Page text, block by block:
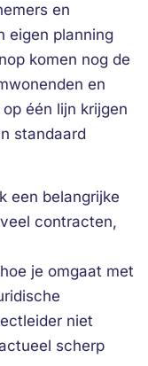
en
eigen planning
komen nog de
en
één lijn krijgen
standaard
een belangrijke
contracten,
je omgaat met
niet
scherp